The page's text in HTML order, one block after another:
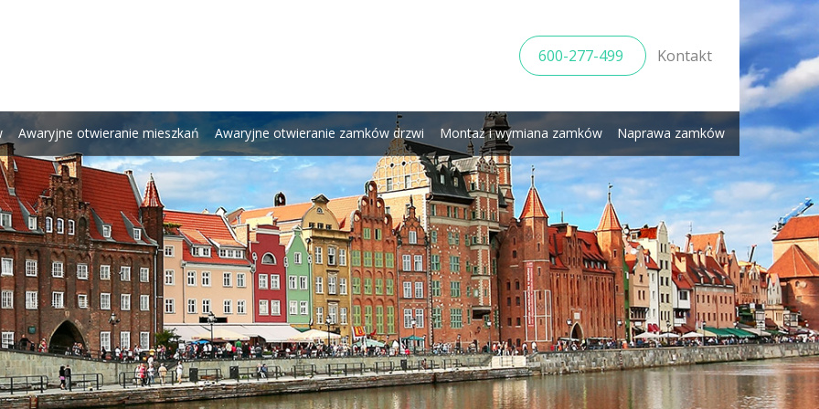
600-277-499 Kontakt
Awaryjne otwieranie mieszkań Awaryjne otwieranie zamków drzwi Montaż i wymiana zamków Naprawa zamków